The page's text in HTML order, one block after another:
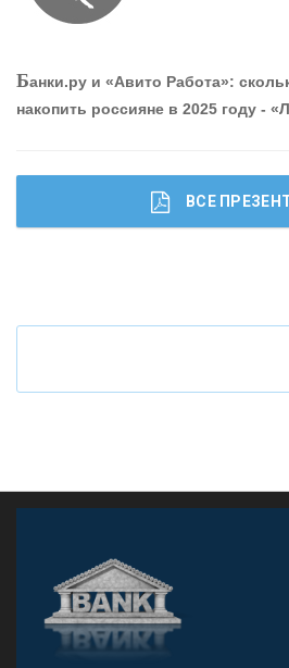
ОНАС
Банки.ру и «Авито Работа»:
накопить россияне в 2025 году -
ВСЕ